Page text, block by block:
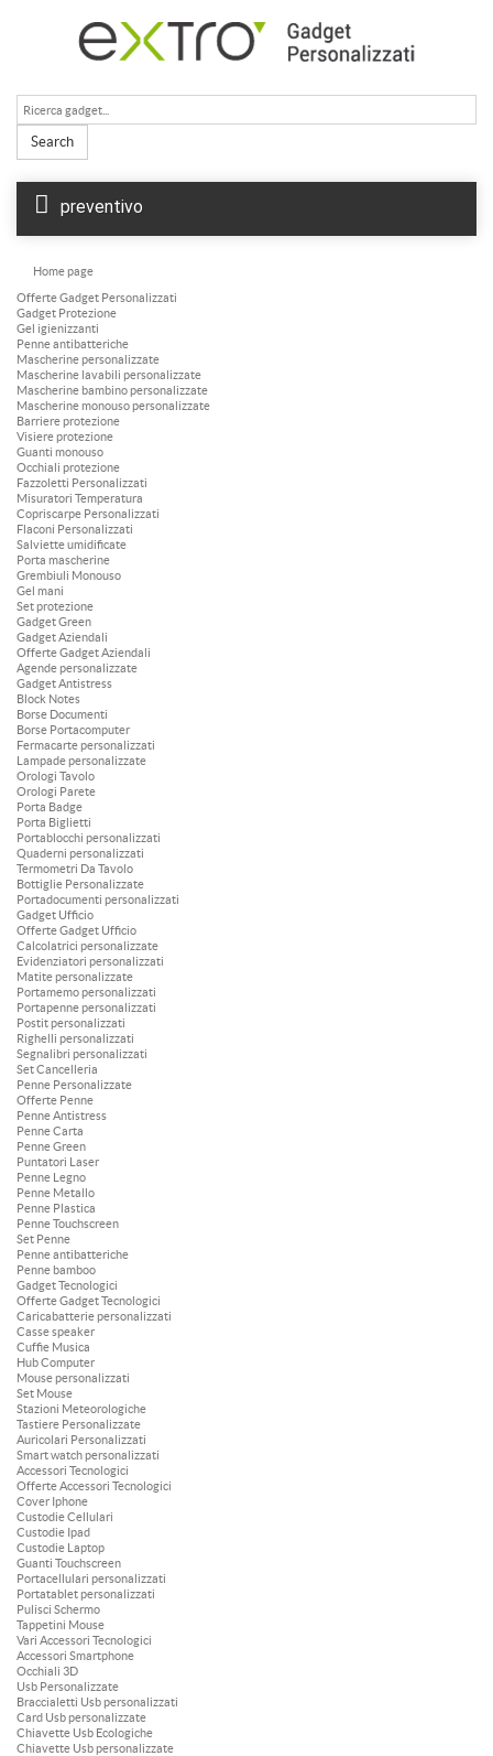
Search
preventivo
Home page
Offerte Gadget Personalizzati
Gadget Protezione
Gel igienizzanti
Penne antibatteriche
Mascherine personalizzate
Mascherine lavabili personalizzate
Mascherine bambino personalizzate
Mascherine monouso personalizzate
Barriere protezione
Visiere protezione
Guanti monouso
Occhiali protezione
Fazzoletti Personalizzati
Misuratori Temperatura
Copriscarpe Personalizzati
Flaconi Personalizzati
Salviette umidificate
Porta mascherine
Grembiuli Monouso
Gel mani
Set protezione
Gadget Green
Gadget Aziendali
Offerte Gadget Aziendali
Agende personalizzate
Gadget Antistress
Block Notes
Borse Documenti
Borse Portacomputer
Fermacarte personalizzati
Lampade personalizzate
Orologi Tavolo
Orologi Parete
Porta Badge
Porta Biglietti
Portablocchi personalizzati
Quaderni personalizzati
Termometri Da Tavolo
Bottiglie Personalizzate
Portadocumenti personalizzati
Gadget Ufficio
Offerte Gadget Ufficio
Calcolatrici personalizzate
Evidenziatori personalizzati
Matite personalizzate
Portamemo personalizzati
Portapenne personalizzati
Postit personalizzati
Righelli personalizzati
Segnalibri personalizzati
Set Cancelleria
Penne Personalizzate
Offerte Penne
Penne Antistress
Penne Carta
Penne Green
Puntatori Laser
Penne Legno
Penne Metallo
Penne Plastica
Penne Touchscreen
Set Penne
Penne antibatteriche
Penne bamboo
Gadget Tecnologici
Offerte Gadget Tecnologici
Caricabatterie personalizzati
Casse speaker
Cuffie Musica
Hub Computer
Mouse personalizzati
Set Mouse
Stazioni Meteorologiche
Tastiere Personalizzate
Auricolari Personalizzati
Smart watch personalizzati
Accessori Tecnologici
Offerte Accessori Tecnologici
Cover Iphone
Custodie Cellulari
Custodie Ipad
Custodie Laptop
Guanti Touchscreen
Portacellulari personalizzati
Portatablet personalizzati
Pulisci Schermo
Tappetini Mouse
Vari Accessori Tecnologici
Accessori Smartphone
Occhiali 3D
Usb Personalizzate
Braccialetti Usb personalizzati
Card Usb personalizzate
Chiavette Usb Ecologiche
Chiavette Usb personalizzate